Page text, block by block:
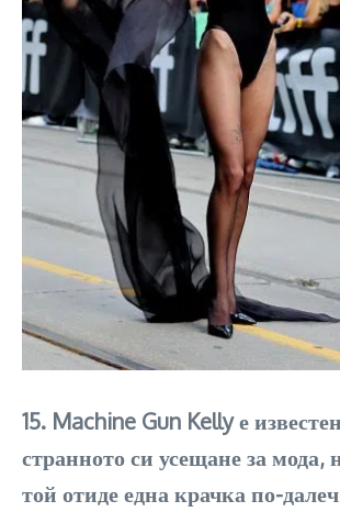
15. Machine Gun Kelly е
странното си усещане за мода,
той отиде една крачка по-